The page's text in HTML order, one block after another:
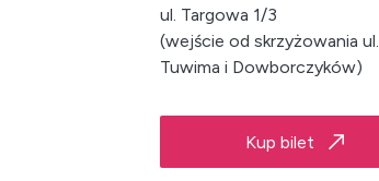
ul. Targowa 1/3
(wejście od skrzyżowania ul.
Tuwima i Dowborczyków)
Kup bilet